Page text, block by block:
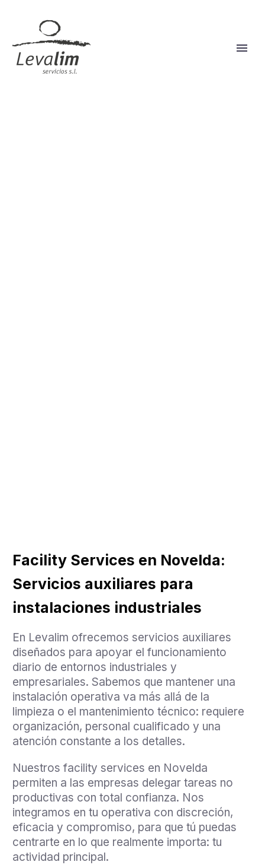
Facility Services en Novelda:
Servicios auxiliares para
instalaciones industriales
En Levalim ofrecemos servicios auxiliares
diseñados para apoyar el funcionamiento
diario de entornos industriales y
empresariales. Sabemos que mantener una
instalación operativa va más allá de la
limpieza o el mantenimiento técnico: requiere
organización, personal cualificado y una
atención constante a los detalles.
Nuestros facility services en Novelda
permiten a las empresas delegar tareas no
productivas con total confianza. Nos
integramos en tu operativa con discreción,
eficacia y compromiso, para que tú puedas
centrarte en lo que realmente importa: tu
actividad principal.